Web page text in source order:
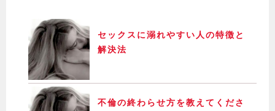
セックスに溺れやすい人の特徴と
解決法
不倫の終わらせ方を教えてくださ